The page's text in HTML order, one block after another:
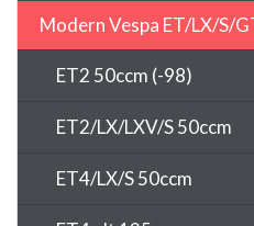
Modern Vespa ET/LX/S/
ET2 50ccm (-98)
ET2/LX/LXV/S 50ccm
ET4/LX/S 50ccm